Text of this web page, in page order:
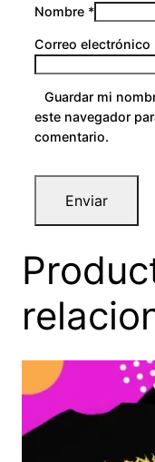
Nombre *
Correo electrónico
Guardar mi
este navegador
comentario.